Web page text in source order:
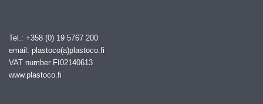
Tel.: +358 (0) 19 5767 200
email: plastoco(a)plastoco.fi
VAT number FI02140613
www.plastoco.fi